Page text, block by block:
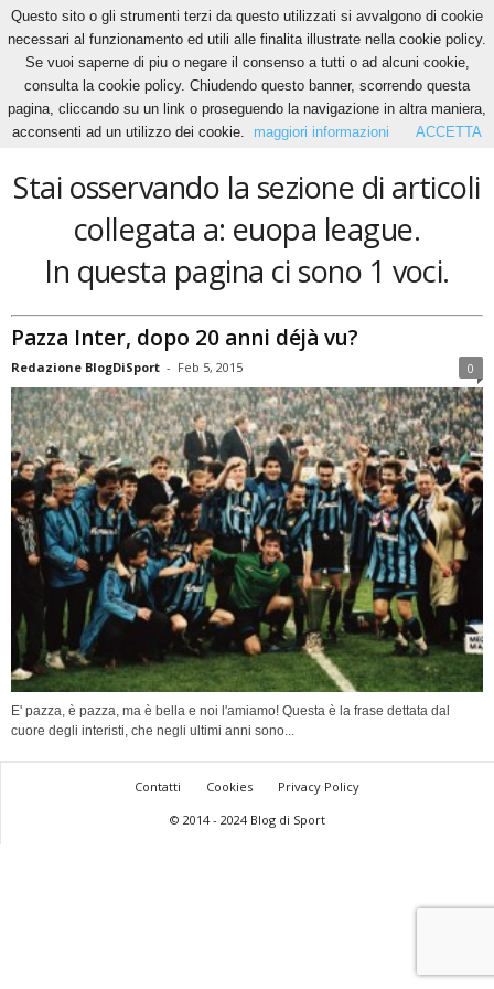
Home Tags Euopa league
euopa league
Stai osservando la sezione di articoli
collegata a: euopa league.
In questa pagina ci sono 1 voci.
Pazza Inter, dopo 20 anni déjà vu?
Redazione BlogDiSport - Feb 5, 2015 0
E' pazza, è pazza, ma è bella e noi l'amiamo! Questa è la frase dettata dal
cuore degli interisti, che negli ultimi anni sono...
Contatti Cookies
Privacy Policy
© 2014 - 2024 Blog di Sport
Questo sito o gli strumenti terzi da questo utilizzati si avvalgono di cookie
necessari al funzionamento ed utili alle finalita illustrate nella cookie policy.
Se vuoi saperne di piu o negare il consenso a tutti o ad alcuni cookie,
consulta la cookie policy. Chiudendo questo banner, scorrendo questa
pagina, cliccando su un link o proseguendo la navigazione in altra maniera,
acconsenti ad un utilizzo dei cookie.
maggiori informazioni ACCETTA